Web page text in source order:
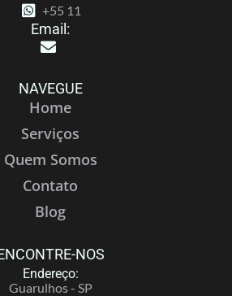
+55 11
Email:
NAVEGUE
Home
Serviços
Quem Somos
Contato
Blog
NOS
Endereço:
Guarulhos - SP